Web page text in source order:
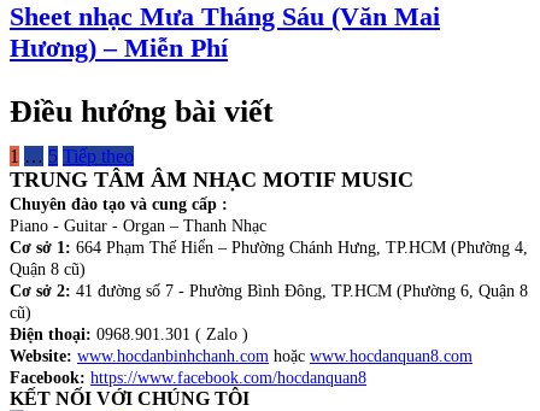
Sheet nhạc Mưa Tháng Sáu (Văn Mai
Hương) – Miễn Phí
Điều hướng bài viết
1 … 5 Tiếp theo
TRUNG TÂM ÂM NHẠC MOTIF MUSIC
Chuyên đào tạo và cung cấp :
Piano - Guitar - Organ – Thanh Nhạc
Cơ sở 1: 664 Phạm Thế Hiển – Phường Chánh Hưng, TP.HCM (Phường 4,
Quận 8 cũ)
Cơ sở 2: 41 đường số 7 - Phường Bình Đông, TP.HCM (Phường 6, Quận 8
cũ)
Điện thoại: 0968.901.301 ( Zalo )
Website: www.hocdanbinhchanh.com hoặc www.hocdanquan8.com
Facebook: https://www.facebook.com/hocdanquan8
KẾT NỐI VỚI CHÚNG TÔI